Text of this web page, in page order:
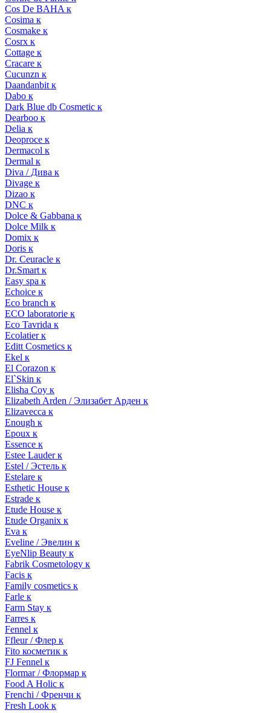
Cos De BAHA к
Cosima к
Cosmake к
Cosrx к
Cottage к
Cracare к
Cucunzn к
Daandanbit к
Dabo к
Dark Blue db Cosmetic к
Dearboo к
Delia к
Deoproce к
Dermacol к
Dermal к
Diva / Дива к
Divage к
Dizao к
DNC к
Dolce & Gabbana к
Dolce Milk к
Domix к
Doris к
Dr. Ceuracle к
Dr.Smart к
Easy spa к
Echoice к
Eco branch к
ECO laboratorie к
Eco Tavrida к
Ecolatier к
Editt Cosmetics к
Ekel к
El Corazon к
El`Skin к
Elisha Coy к
Elizabeth Arden / Элизабет Арден к
Elizavecca к
Enough к
Epoux к
Essence к
Estee Lauder к
Estel / Эстель к
Estelare к
Esthetic House к
Estrade к
Etude House к
Etude Organix к
Eva к
Eveline / Эвелин к
EyeNlip Beauty к
Fabrik Cosmetology к
Facis к
Family cosmetics к
Farle к
Farm Stay к
Farres к
Fennel к
Ffleur / Флер к
Fito косметик к
FJ Fennel к
Flormar / Флормар к
Food A Holic к
Frenchi / Френчи к
Fresh Look к